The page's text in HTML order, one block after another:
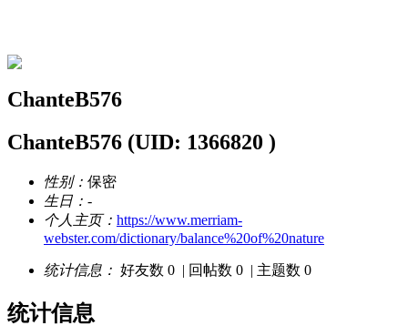
ChanteB576
ChanteB576 (UID: 1366820 )
性别： 保密
生日： -
个人主页： https://www.merriam-
webster.com/dictionary/balance%20of%20nature
统计信息： 好友数 0 | 回帖数 0 | 主题数 0
统计信息